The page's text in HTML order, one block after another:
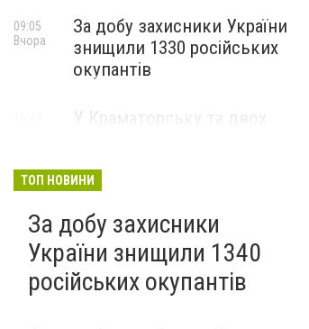
За добу захисники України
знищили 1330 російських
окупантів
09:05
Вчора
У Краматорську та двох
евакуацію дітей із
ТОП НОВИНИ
За добу захисники
України знищили 1340
російських окупантів